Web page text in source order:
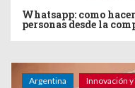
Whatsapp: como
personas desde la
Argentina Innovación